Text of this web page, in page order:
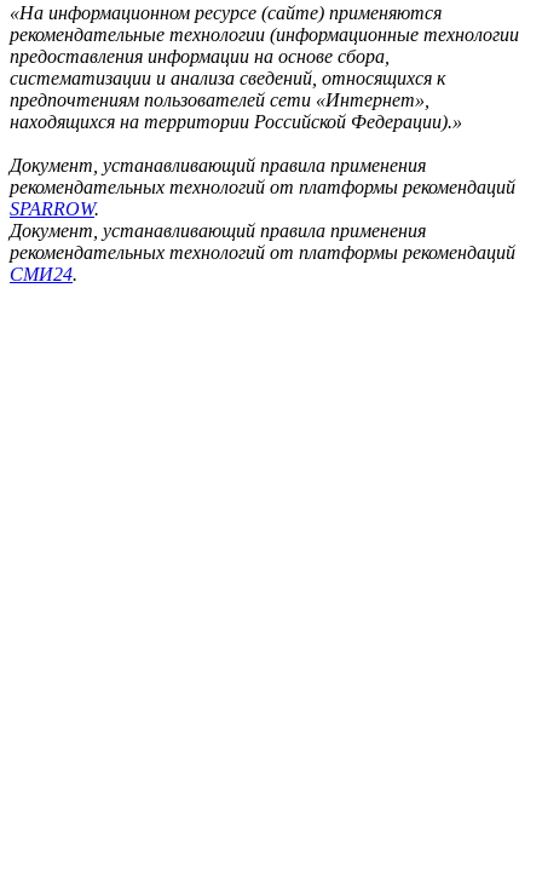
«На информационном ресурсе (сайте) применяются
рекомендательные технологии (информационные технологии
предоставления информации на основе сбора,
систематизации и анализа сведений, относящихся к
предпочтениям пользователей сети «Интернет»,
находящихся на территории Российской Федерации).»
Документ, устанавливающий правила применения
рекомендательных технологий от платформы рекомендаций
SPARROW.
Документ, устанавливающий правила применения
рекомендательных технологий от платформы рекомендаций
СМИ24.